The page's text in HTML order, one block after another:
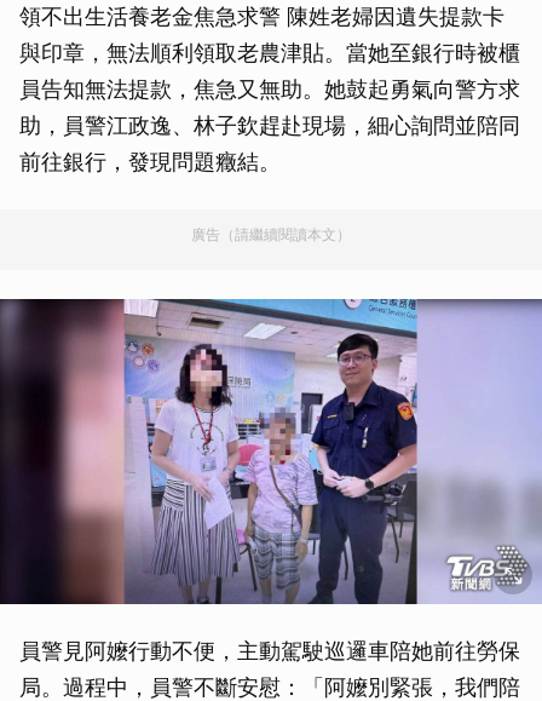
領不出生活養老金焦急求警 陳姓老婦因遺失提款卡
與印章，無法順利領取老農津貼。當她至銀行時被櫃
員告知無法提款，焦急又無助。她鼓起勇氣向警方求
助，員警江政逸、林子欽趕赴現場，細心詢問並陪同
前往銀行，發現問題癥結。
廣告（請繼續閱讀本文）
員警見阿嬤行動不便，主動駕駛巡邏車陪她前往勞保
局。過程中，員警不斷安慰：「阿嬤別緊張，我們陪